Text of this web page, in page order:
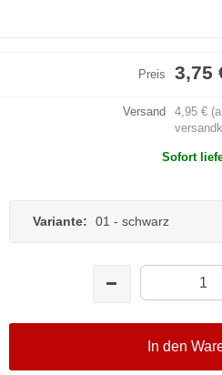
Preis 3,75
Versand
4,95 €
Sofort
Variante: 01 - schwarz
In den